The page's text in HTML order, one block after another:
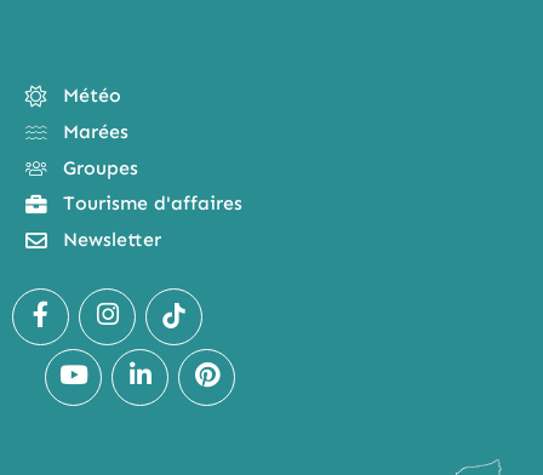
Météo
Marées
Groupes
Tourisme d'affaires
Newsletter